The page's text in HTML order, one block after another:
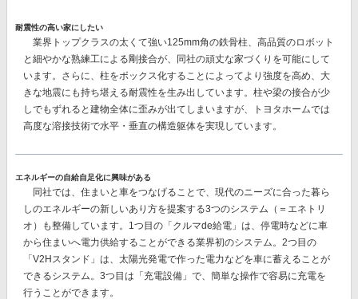
耐震性の高い家にしたい
業界トップクラスの太くて強い125mm角の鉄骨柱、高品質のロボット
と細やかな熟練工による剛接合が、同社の頑丈な家づくりを可能にして
います。さらに、柱をボックス化することによってより強度を高め、大
きな地震にも持ち堪える耐震性を生み出しています。柱や梁の接合が少
しでもずれると建物全体に歪みが出てしまいますが、トヨタホームでは
高度な溶接技術で水平・垂直の構造躯体を実現しています。
エネルギーの自給自足化に興味がある
同社では、 住まいと車をつなげることで、現代のニーズに合った暮ら
しのエネルギーの新しいあり方を提案する3つのシステム（＝エネトリ
オ）も整備しています。1つ目の「クルマde給電」は、停電時などに車
から住まいへ電力供給することができる業界初のシステム。2つ目の
「V2Hスタンド」は、太陽光発電で作った電力などを車に蓄えることが
できるシステム。3つ目は「充電設備」で、簡単な操作で容易に充電を
行うことができます。